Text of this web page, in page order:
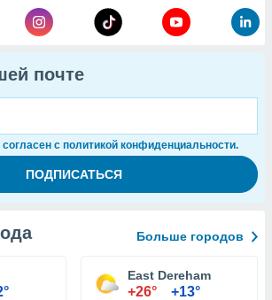
почте
с политикой конфиденциальности.
Больше городов
East Dereham
+26° +13°